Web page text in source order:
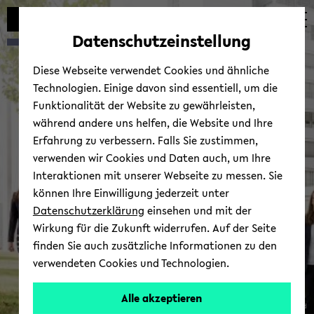
Automatische
vermeiden
skip
main
skip
main
skip
footer
© Uni­ver­si­tät Bie­le­feld
Datenschutzeinstellung
Diese Webseite verwendet Cookies und ähnliche
Technologien. Einige davon sind essentiell, um die
Funktionalität der Website zu gewährleisten,
während andere uns helfen, die Website und Ihre
Erfahrung zu verbessern. Falls Sie zustimmen,
verwenden wir Cookies und Daten auch, um Ihre
Interaktionen mit unserer Webseite zu messen. Sie
können Ihre Einwilligung jederzeit unter
Datenschutzerklärung einsehen und mit der
Wirkung für die Zukunft widerrufen. Auf der Seite
finden Sie auch zusätzliche Informationen zu den
verwendeten Cookies und Technologien.
Alle akzeptieren